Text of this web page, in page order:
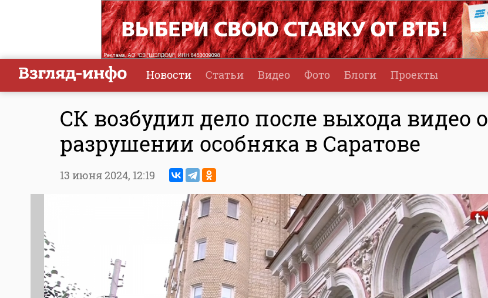
Новости Статьи Видео Фото Блоги Проекты
СК возбудил дело после выхода видео о
разрушении особняка в Саратове
13 июня 2024, 12:19